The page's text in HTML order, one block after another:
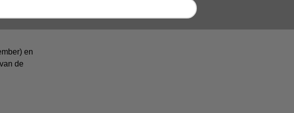
Daarnaast
plek in Noord-
en
de